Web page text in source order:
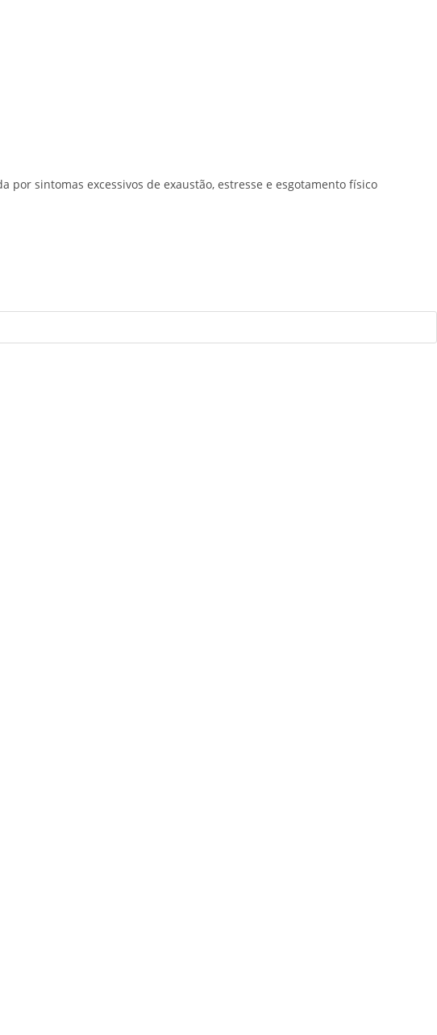
sintomas excessivos de exaustão, estresse e esgotamento físico